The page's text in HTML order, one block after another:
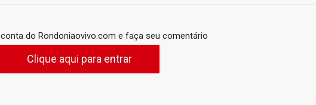
do Rondoniaovivo.com e faça seu comentário
Clique aqui para entrar